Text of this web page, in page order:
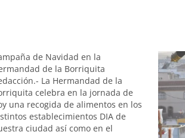
de Navidad en la
de la Borriquita
La Hermandad de la
celebra en la jornada de
una recogida de alimentos en los
establecimientos DIA de
ciudad así como en el